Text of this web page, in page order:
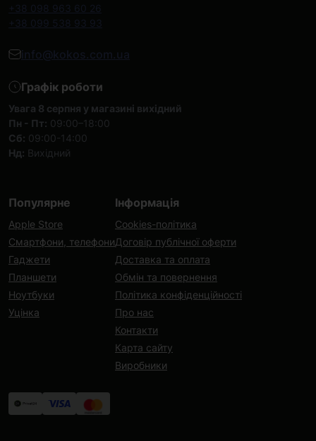
+38 098 963 60 26
+38 099 538 93 93
info@kokos.com.ua
Графік роботи
Увага 8 серпня у магазині вихідний
Пн - Пт: 09:00–18:00
Сб: 09:00-14:00
Нд: Вихідний
Популярне
Apple Store
Смартфони, телефони
Гаджети
Планшети
Ноутбуки
Уцінка
Інформація
Cookies-політика
Договір публічної оферти
Доставка та оплата
Обмін та повернення
Політика конфіденційності
Про нас
Контакти
Карта сайту
Виробники